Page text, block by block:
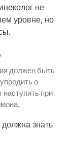
не
уровне, но
должен быть
о
при
знать